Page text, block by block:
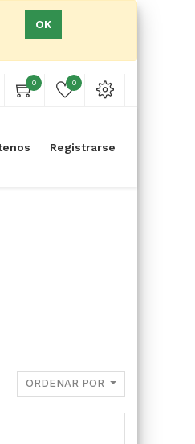
OK
0 0
Registrarse
ORDENAR POR